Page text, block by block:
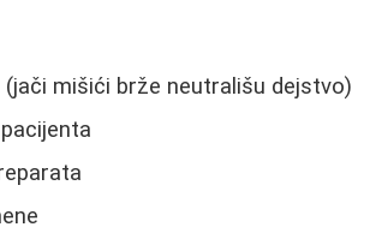
mišići brže neutrališu dejstvo)